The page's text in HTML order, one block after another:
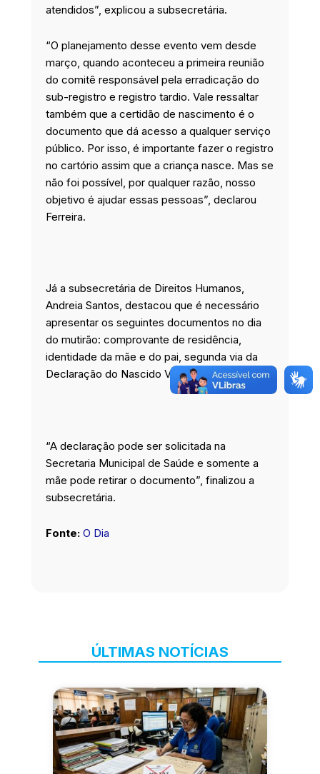
atendidos”, explicou a subsecretária.
“O planejamento desse evento vem desde
março, quando aconteceu a primeira reunião
do comitê responsável pela erradicação do
sub-registro e registro tardio. Vale ressaltar
também que a certidão de nascimento é o
documento que dá acesso a qualquer serviço
público. Por isso, é importante fazer o registro
no cartório assim que a criança nasce. Mas se
não foi possível, por qualquer razão, nosso
objetivo é ajudar essas pessoas”, declarou
Ferreira.
Já a subsecretária de Direitos Humanos,
Andreia Santos, destacou que é necessário
apresentar os seguintes documentos no dia
do mutirão: comprovante de residência,
identidade da mãe e do pai, segunda via da
Declaração do Nascido Vivo (DNV).
“A declaração pode ser solicitada na
Secretaria Municipal de Saúde e somente a
mãe pode retirar o documento”, finalizou a
subsecretária.
Fonte: O Dia
ÚLTIMAS NOTÍCIAS